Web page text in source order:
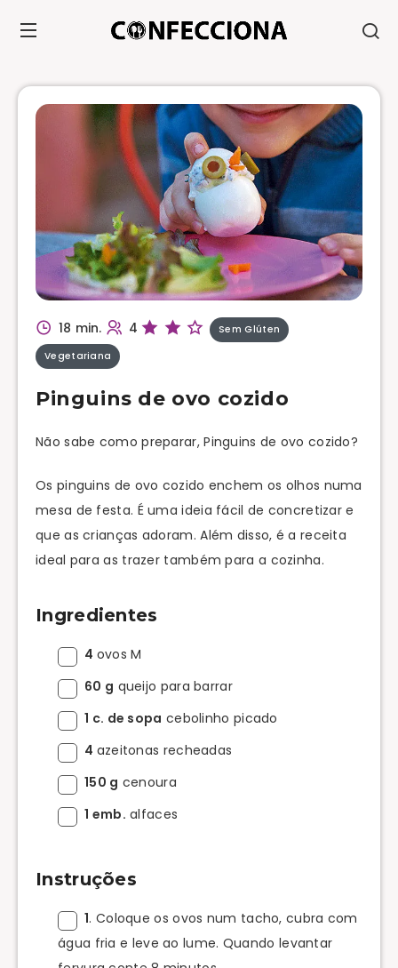
18 min. 4 Sem Glúten
Vegetariana
Pinguins de ovo cozido
Não sabe como preparar, Pinguins de ovo cozido?
Os pinguins de ovo cozido enchem os olhos numa
mesa de festa. É uma ideia fácil de concretizar e
que as crianças adoram. Além disso, é a receita
ideal para as trazer também para a cozinha.
Ingredientes
4 ovos M
60 g queijo para barrar
1 c. de sopa cebolinho picado
4 azeitonas recheadas
150 g cenoura
1 emb. alfaces
Instruções
1. Coloque os ovos num tacho, cubra com
água fria e leve ao lume. Quando levantar